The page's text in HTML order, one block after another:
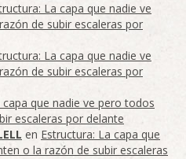
La capa que nadie ve
de subir escaleras por
La capa que nadie ve
de subir escaleras por
capa que nadie ve pero todos
escaleras por delante
en Estructura: La capa que
o la razón de subir escaleras